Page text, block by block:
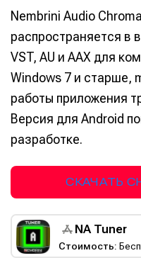
Nembrini Audio
распространяется в
VST, AU и AAX для
Windows 7 и старше,
работы приложения
Версия для Android
разработке.
СКАЧАТЬ
NA Tuner
Стоимость: